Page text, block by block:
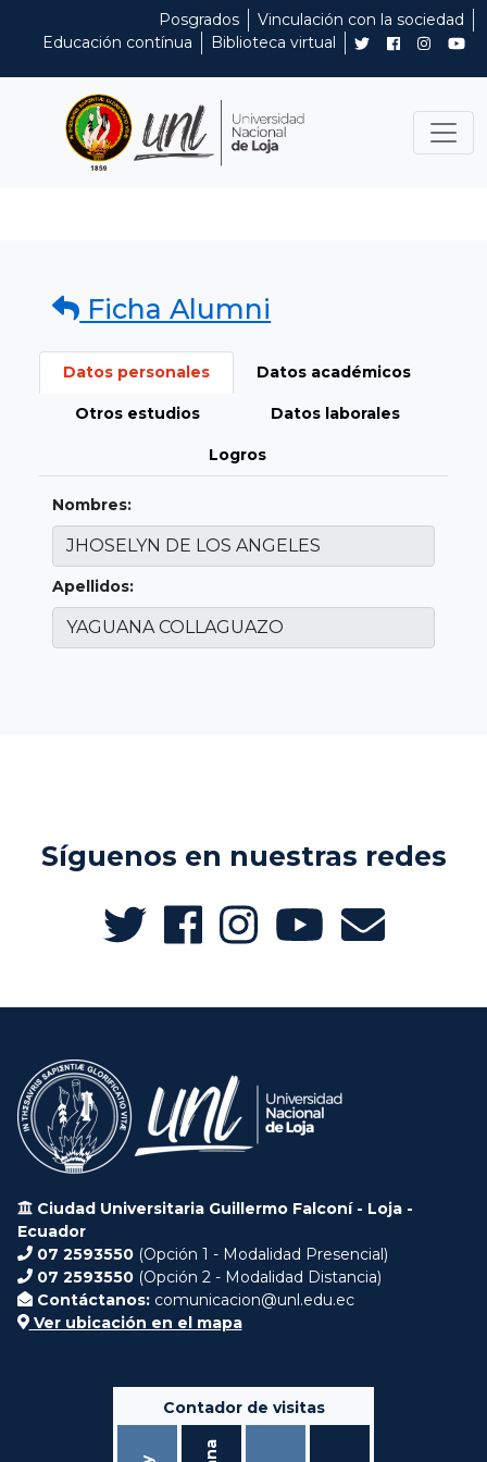
Posgrados
Vinculación con la sociedad
Educación contínua
Biblioteca virtual
Ficha Alumni
Datos personales Datos académicos
Otros estudios Datos laborales
Logros
Nombres:
Apellidos:
Síguenos en nuestras redes
Ciudad Universitaria Guillermo Falconí - Loja -
Ecuador
07 2593550 (Opción 1 - Modalidad Presencial)
07 2593550 (Opción 2 - Modalidad Distancia)
Contáctanos: comunicacion@unl.edu.ec
Ver ubicación en el mapa
Contador de visitas